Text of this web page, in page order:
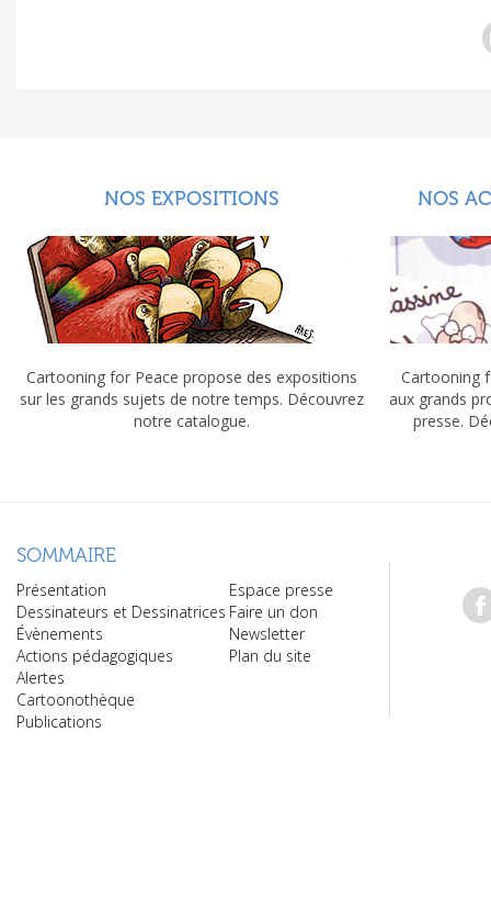
NOS EXPOSITIONS
Cartooning for Peace propose des expositions
sur les grands sujets de notre temps. Découvrez
notre catalogue.
NOS
Cartooning
aux grands
presse.
SOMMAIRE
Présentation
Dessinateurs et Dessinatrices
Évènements
Actions pédagogiques
Alertes
Cartoonothèque
Publications
Espace presse
Faire un don
Newsletter
Plan du site